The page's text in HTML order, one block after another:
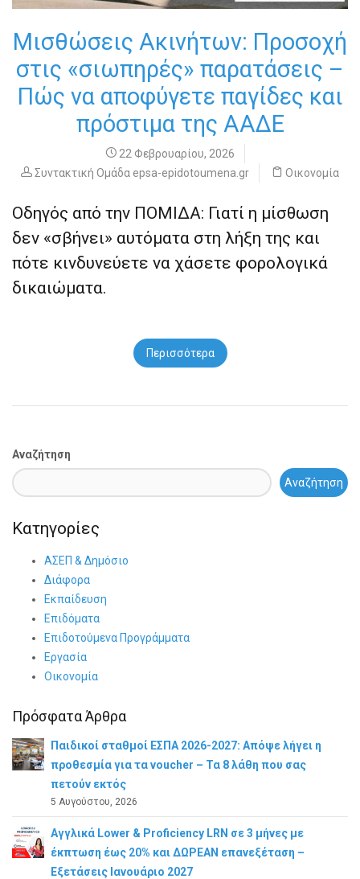
Μισθώσεις Ακινήτων: Προσοχή
στις «σιωπηρές» παρατάσεις –
Πώς να αποφύγετε παγίδες και
πρόστιμα της ΑΑΔΕ
22 Φεβρουαρίου, 2026
Συντακτική Ομάδα epsa-epidotoumena.gr
Οικονομία
Οδηγός από την ΠΟΜΙΔΑ: Γιατί η μίσθωση
δεν «σβήνει» αυτόματα στη λήξη της και
πότε κινδυνεύετε να χάσετε φορολογικά
δικαιώματα.
Περισσότερα
Αναζήτηση
Αναζήτηση
Κατηγορίες
ΑΣΕΠ & Δημόσιο
Διάφορα
Εκπαίδευση
Επιδόματα
Επιδοτούμενα Προγράμματα
Εργασία
Οικονομία
Πρόσφατα Άρθρα
Παιδικοί σταθμοί ΕΣΠΑ 2026-2027: Απόψε λήγει η
προθεσμία για τα voucher – Τα 8 λάθη που σας
πετούν εκτός
5 Αυγούστου, 2026
Αγγλικά Lower & Proficiency LRN σε 3 μήνες με
έκπτωση έως 20% και ΔΩΡΕΑΝ επανεξέταση –
Εξετάσεις Ιανουάριο 2027